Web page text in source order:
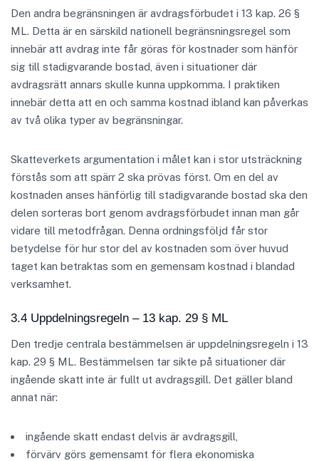
Den andra begränsningen är avdragsförbudet i 13 kap. 26 §
ML. Detta är en särskild nationell begränsningsregel som
innebär att avdrag inte får göras för kostnader som hänför
sig till stadigvarande bostad, även i situationer där
avdragsrätt annars skulle kunna uppkomma. I praktiken
innebär detta att en och samma kostnad ibland kan påverkas
av två olika typer av begränsningar.
Skatteverkets argumentation i målet kan i stor utsträckning
förstås som att spärr 2 ska prövas först. Om en del av
kostnaden anses hänförlig till stadigvarande bostad ska den
delen sorteras bort genom avdragsförbudet innan man går
vidare till metodfrågan. Denna ordningsföljd får stor
betydelse för hur stor del av kostnaden som över huvud
taget kan betraktas som en gemensam kostnad i blandad
verksamhet.
3.4 Uppdelningsregeln – 13 kap. 29 § ML
Den tredje centrala bestämmelsen är uppdelningsregeln i 13
kap. 29 § ML. Bestämmelsen tar sikte på situationer där
ingående skatt inte är fullt ut avdragsgill. Det gäller bland
annat när:
ingående skatt endast delvis är avdragsgill,
förvärv görs gemensamt för flera ekonomiska